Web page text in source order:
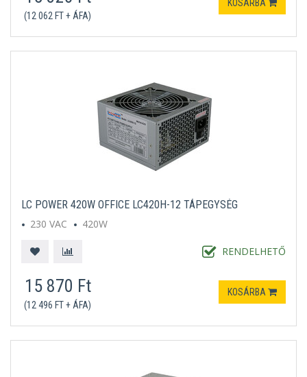
(12 062 FT + ÁFA)
KOSÁRBA
LC POWER 420W OFFICE LC420H-12 TÁPEGYSÉG
230 VAC
420W
RENDELHETŐ
15 870 Ft
(12 496 FT + ÁFA)
KOSÁRBA